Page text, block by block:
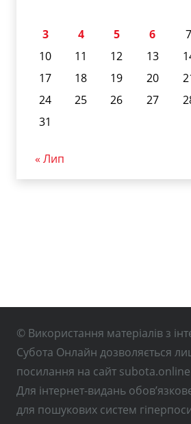
3
4 5 6 7
10
11 12 13
17
18 19 20
24
25 26 27
31
« Лип
© Використання матеріалів з
Субота Онлайн дозволяється
посилання на сайт subota.online
Для інтернет-видань
для пошукових систем